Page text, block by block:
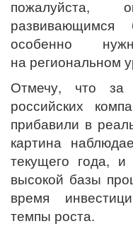
пожалуйста,
особенно
на региональном
Отмечу, что за
российских
прибавили в
картина
текущего года,
высокой базы
время
темпы роста.